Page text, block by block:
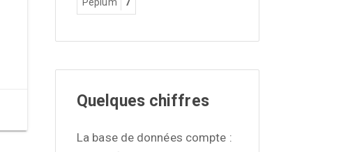
Quelques chiffres
La base de données compte :